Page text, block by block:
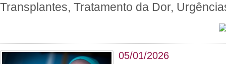
Transplantes, Tratamento da Dor,
05/01/2026